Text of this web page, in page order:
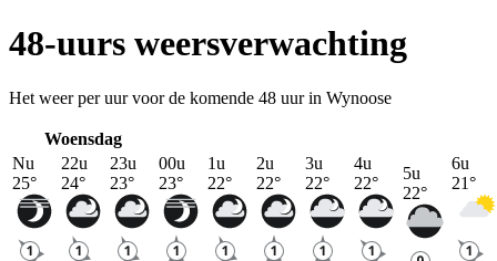
48-uurs weersverwachting
Het weer per uur voor de komende 48 uur in Wynoose
Woensdag
Nu
25°
22u
24°
23u
23°
00u
23°
1u
22°
2u
22°
3u
22°
4u
22°
5u
22°
6u
21°